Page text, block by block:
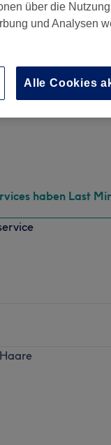
haben Last
über die
und Analysen
Alle Cookies